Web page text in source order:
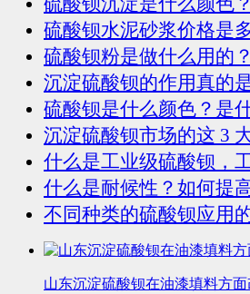
硫酸钡水泥砂浆价格是
硫酸钡粉是做什么用的
沉淀硫酸钡的作用真的
硫酸钡是什么颜色？是
沉淀硫酸钡市场的这 3
什么是工业级硫酸钡，
什么是耐候性？如何提
不同种类的硫酸钡应用
山东沉淀硫酸钡在油漆填料方面